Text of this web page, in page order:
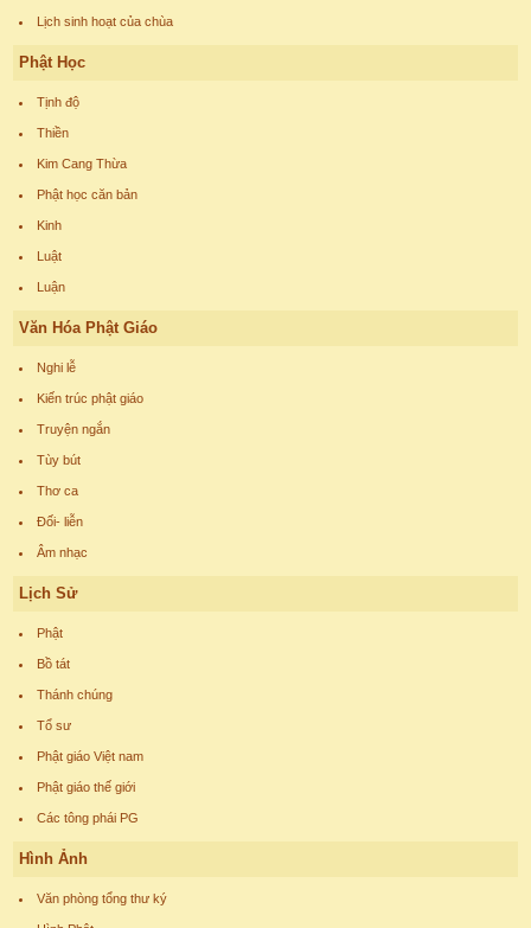
Lịch sinh hoạt của chùa
Phật Học
Tịnh độ
Thiền
Kim Cang Thừa
Phật học căn bản
Kinh
Luật
Luận
Văn Hóa Phật Giáo
Nghi lễ
Kiến trúc phật giáo
Truyện ngắn
Tùy bút
Thơ ca
Đối- liễn
Âm nhạc
Lịch Sử
Phật
Bồ tát
Thánh chúng
Tổ sư
Phật giáo Việt nam
Phật giáo thế giới
Các tông phái PG
Hình Ảnh
Văn phòng tổng thư ký